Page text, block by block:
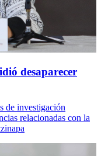
desaparecer
de investigación
relacionadas con la